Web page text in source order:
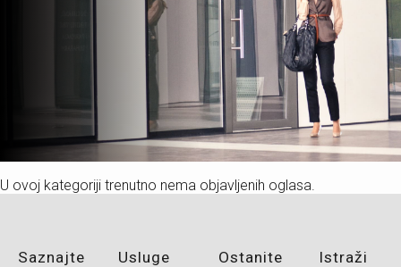
U ovoj kategoriji trenutno nema objavljenih oglasa.
Saznajte
Usluge
Ostanite
Istraži